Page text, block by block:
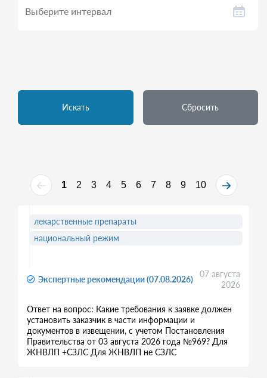
Искать Сбросить
1 2 3 4 5 6 7 8 9 10
Экспертные рекомендации (07.08.2026)
07 августа
2026
Ответ на вопрос: Какие требования к заявке должен
установить заказчик в части информации и
документов в извещении, с учетом Постановления
Правительства от 03 августа 2026 года №969? Для
ЖНВЛП +СЗЛС Для ЖНВЛП не СЗЛС
лекарственные препараты
национальный режим